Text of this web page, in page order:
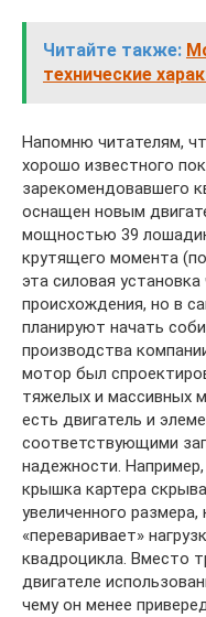
Читайте также:
технические
Напомню читателям,
хорошо известного
зарекомендовавшего
оснащен новым
мощностью 39
крутящего момента
эта силовая
происхождения, но в
планируют начать
производства
мотор был
тяжелых и массивных
есть двигатель и
соответствующими
надежности.
крышка картера
увеличенного
«переваривает»
квадроцикла. Вместо
двигателе
чему он менее